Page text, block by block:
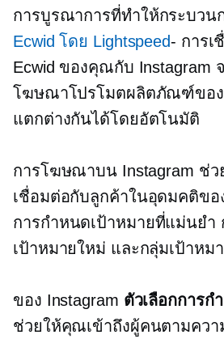
การบูรณาการที่ทำให้กระบวน
Ecwid โดย Lightspeed- การเ
Ecwid ของคุณกับ Instagram
โฆษณาโปรโมตผลิตภัณฑ์ขอ
แตกต่างกันได้โดยอัตโนมัติ
การโฆษณาบน Instagram ช่
เชื่อมต่อกับลูกค้าในอุดมคติข
การกำหนดเป้าหมายที่แม่นยำ
เป้าหมายใหม่ และกลุ่มเป้าหม
ของ Instagram ตัวเลือกการก
ช่วยให้คุณเข้าถึงผู้คนตามคว